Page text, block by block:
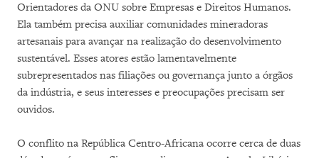
Orientadores da ONU sobre Empresas e Direitos Humanos.
Ela também precisa auxiliar comunidades mineradoras
artesanais para avançar na realização do desenvolvimento
sustentável. Esses atores estão lamentavelmente
subrepresentados nas filiações ou governança junto a órgãos
da indústria, e seus interesses e preocupações precisam ser
ouvidos.
O conflito na República Centro-Africana ocorre cerca de duas